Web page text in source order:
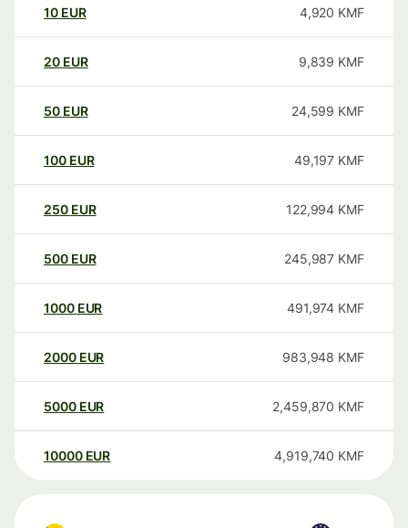
10 EUR 4,920 KMF
20 EUR 9,839 KMF
50 EUR 24,599 KMF
100 EUR 49,197 KMF
250 EUR 122,994 KMF
500 EUR 245,987 KMF
1000 EUR 491,974 KMF
2000 EUR 983,948 KMF
5000 EUR 2,459,870 KMF
10000 EUR 4,919,740 KMF